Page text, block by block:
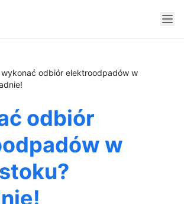
wykonać odbiór elektroodpadów w
odbiór
w